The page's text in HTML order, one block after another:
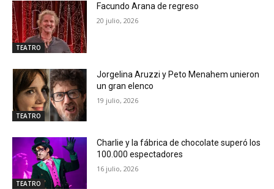
TEATRO
Facundo Arana de regreso
20 julio, 2026
TEATRO
Jorgelina Aruzzi y Peto Menahem unieron
un gran elenco
19 julio, 2026
TEATRO
Charlie y la fábrica de chocolate superó los
100.000 espectadores
16 julio, 2026